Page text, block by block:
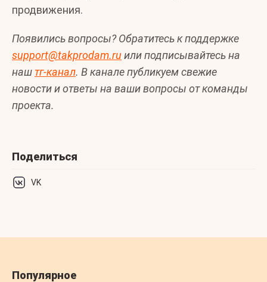
продвижения.
Появились вопросы? Обратитесь к поддержке
support@takprodam.ru или подписывайтесь на
наш тг-канал. В канале публикуем свежие
новости и ответы на ваши вопросы от команды
проекта.
Поделиться
VK
Популярное